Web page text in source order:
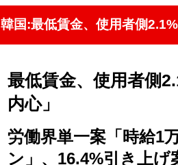
韓国:最低賃金、使用者側
最低賃金、使用者側
内心」
労働界単一案「時給1
ン」、16.4%引き上げ